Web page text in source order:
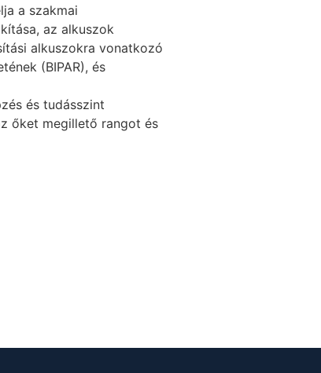
a szakmai
az alkuszok
alkuszokra vonatkozó
(BIPAR), és
és tudásszint
őket megillető rangot és